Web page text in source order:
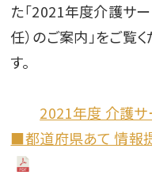
た「2021年度介護サ
任）のご案内」をご覧
す。
2021年度 介護
■都道府県あて 情報